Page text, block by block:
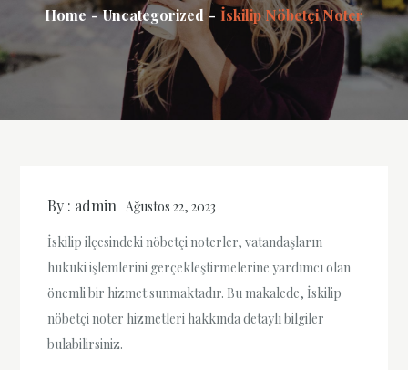
Home Uncategorized İskilip Nöbetçi Noter
By : admin Ağustos 22, 2023
İskilip ilçesindeki nöbetçi noterler, vatandaşların
hukuki işlemlerini gerçekleştirmelerine yardımcı olan
önemli bir hizmet sunmaktadır. Bu makalede, İskilip
nöbetçi noter hizmetleri hakkında detaylı bilgiler
bulabilirsiniz.